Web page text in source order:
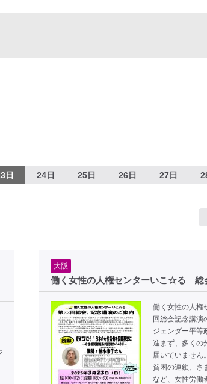
日 24日 25日 26日 27日
大阪
働く女性の人権センターいこ☆る 総
働く女性の人
回総会記念講演
ジェンダー平等
進まず、多くの
届いていません
貧困の連鎖、さ
など、女性労働